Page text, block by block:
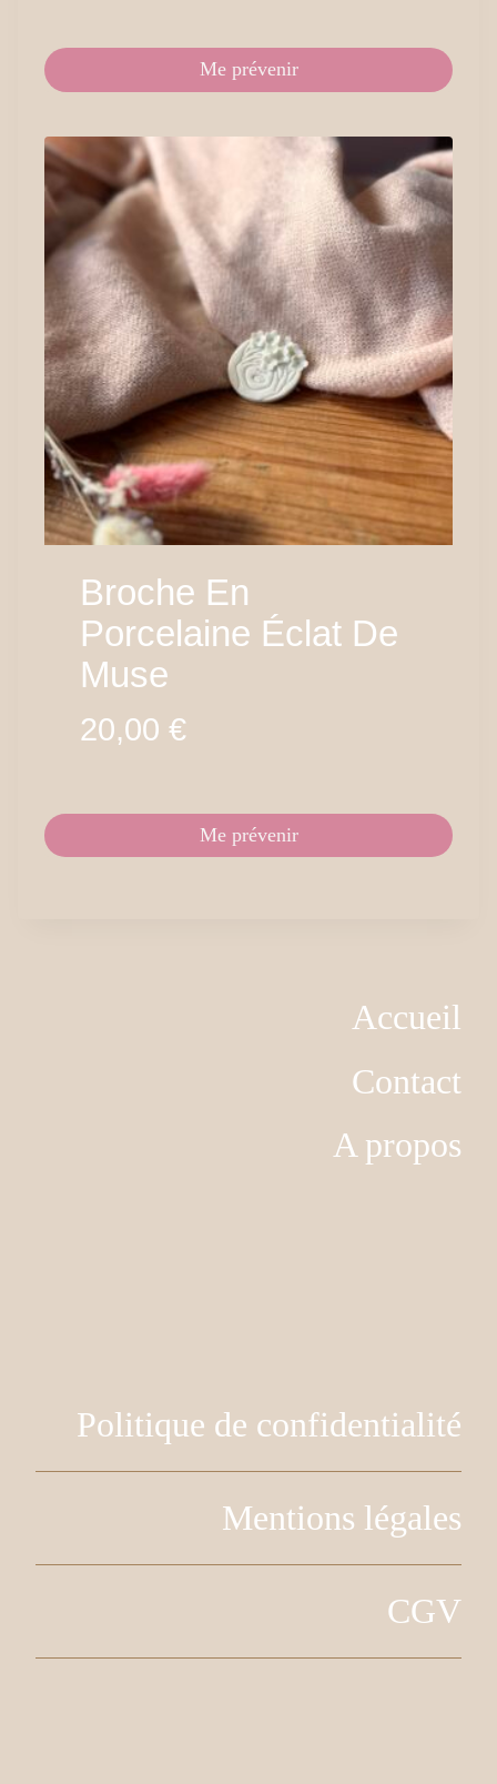
Me prévenir
Broche En
Porcelaine Éclat De
Muse
20,00 €
Me prévenir
Accueil
Contact
A propos
Politique de confidentialité
Mentions légales
CGV